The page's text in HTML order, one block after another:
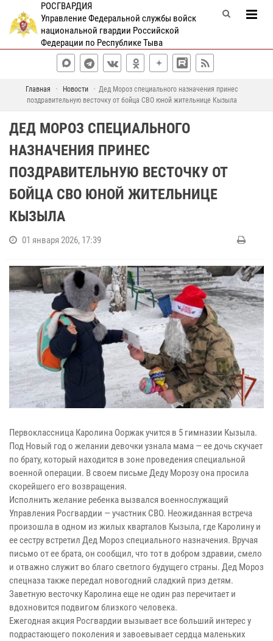
РОСГВАРДИЯ
Управление Федеральной службы войск
национальной гвардии Российской
Федерации по Республике Тыва
Главная Новости
Дед Мороз специального назначения принес
поздравительную весточку от бойца СВО юной жительнице Кызыла
ДЕД МОРОЗ СПЕЦИАЛЬНОГО
НАЗНАЧЕНИЯ ПРИНЕС
ПОЗДРАВИТЕЛЬНУЮ ВЕСТОЧКУ ОТ
БОЙЦА СВО ЮНОЙ ЖИТЕЛЬНИЦЕ
КЫЗЫЛА
01 января 2026, 17:39
Первоклассница Каролина Ооржак учится в 5 гимназии Кызыла.
Под Новый год о желании девочки узнала мама — ее дочь скучает
по брату, который находится в зоне проведения специальной
военной операции. В своем письме Деду Морозу она просила
скорейшего его возвращения.
Исполнить желание ребенка вызвался военнослужащий
Управления Росгвардии — участник СВО. Неожиданная встреча
произошла в одном из жилых кварталов Кызыла, где Каролину и
ее сестру встретил Дед Мороз специального назначения. Вручая
письмо от ее брата, он сообщил, что тот в добром здравии, смело
и отважно служит во благо светлого будущего страны. Дед Мороз
спецназа также передал новогодний сладкий приз детям.
Заветную весточку Каролина еще не один раз перечитает и
вдохновится подвигом близкого человека.
Ежегодная акция Росгвардии вызывает все больший интерес у
подрастающего поколения и завоевывает сердца маленьких